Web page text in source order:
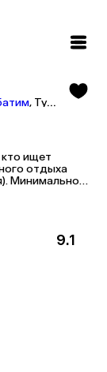
, Тур в As Holiday Beach Resort
ищет
отдыха
Минимальное
9.1